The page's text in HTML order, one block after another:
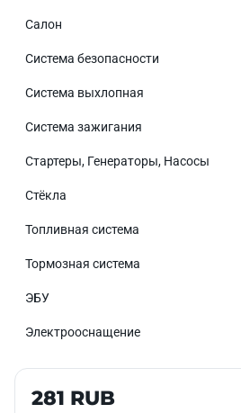
Салон
Система безопасности
Система выхлопная
Система зажигания
Стартеры, Генераторы, Насосы
Стёкла
Топливная система
Тормозная система
ЭБУ
Электрооснащение
Б/У В НАЛИЧИИ
281 RUB